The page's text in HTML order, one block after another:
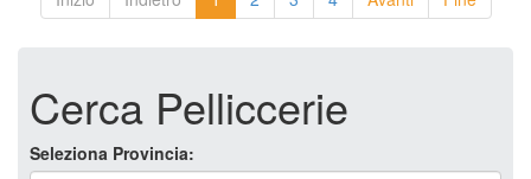
Cerca Pelliccerie
Seleziona Provincia: